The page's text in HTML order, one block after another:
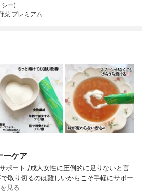
ー)
菜 プレミアム
ーケア
ポート /⁡⁡成人女性に圧倒的に足りないと言
取り切るのは難しいからこそ手軽にサポー
見る